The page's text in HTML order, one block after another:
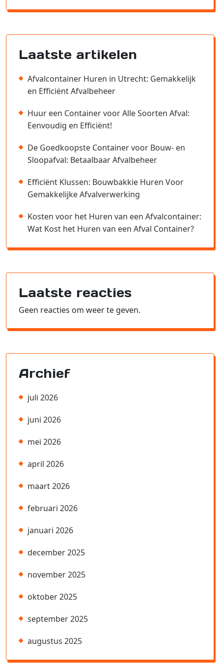
Laatste artikelen
Afvalcontainer Huren in Utrecht: Gemakkelijk
en Efficiënt Afvalbeheer
Huur een Container voor Alle Soorten Afval:
Eenvoudig en Efficiënt!
De Goedkoopste Container voor Bouw- en
Sloopafval: Betaalbaar Afvalbeheer
Efficiënt Klussen: Bouwbakkie Huren Voor
Gemakkelijke Afvalverwerking
Kosten voor het Huren van een Afvalcontainer:
Wat Kost het Huren van een Afval Container?
Laatste reacties
Geen reacties om weer te geven.
Archief
juli 2026
juni 2026
mei 2026
april 2026
maart 2026
februari 2026
januari 2026
december 2025
november 2025
oktober 2025
september 2025
augustus 2025